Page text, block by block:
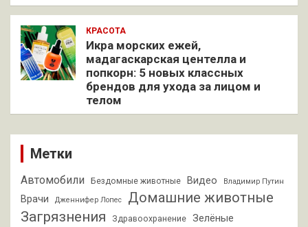
КРАСОТА
Икра морских ежей,
мадагаскарская центелла и
попкорн: 5 новых классных
брендов для ухода за лицом и
телом
Метки
Автомобили Бездомные животные Видео Владимир Путин
Врачи Дженнифер Лопес
Домашние животные
Загрязнения
Здравоохранение
Зелёные